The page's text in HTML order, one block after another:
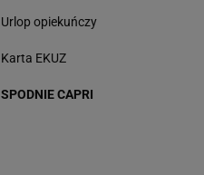
Urlop opiekuńczy
Karta EKUZ
SPODNIE CAPRI